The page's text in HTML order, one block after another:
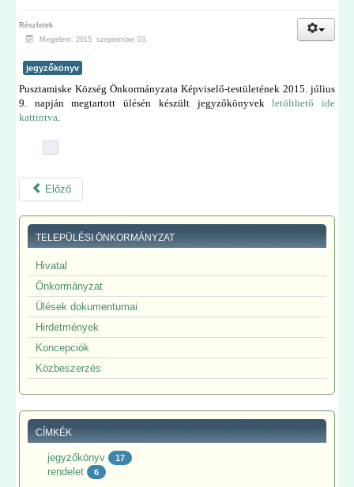
Részletek
Megjelent: 2015. szeptember 03.
jegyzőkönyv
Pusztamiske Község Önkormányzata Képviselő-testületének 2015. július
9. napján megtartott ülésén készült jegyzőkönyvekletölthető ide
kattintva.
Előző
TELEPÜLÉSI ÖNKORMÁNYZAT
Hivatal
Önkormányzat
Ülések dokumentumai
Hirdetmények
Koncepciók
Közbeszerzés
CÍMKÉK
jegyzőkönyv 17
rendelet 6